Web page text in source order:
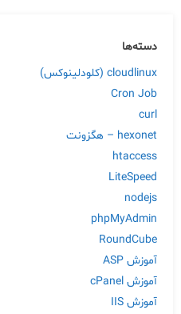
دسته‌ها
cloudlinux (کلودلینوکس)
Cron Job
curl
hexonet – هگزونت
htaccess
LiteSpeed
nodejs
phpMyAdmin
RoundCube
آموزش ASP
آموزش cPanel
آموزش IIS